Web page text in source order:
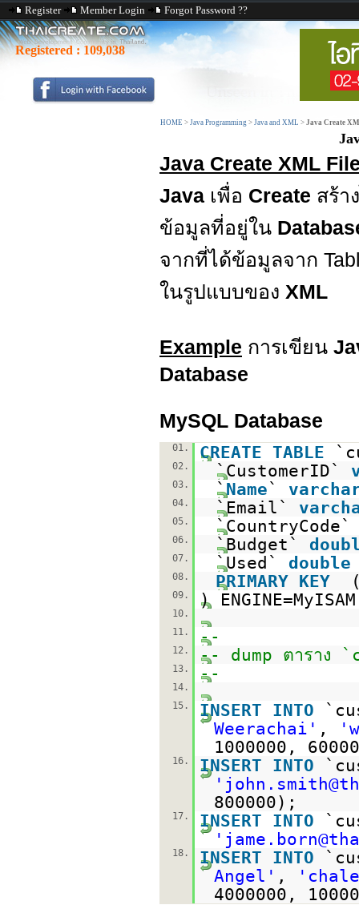
Register Member Login Forgot Password ??
Registered : 109,038
HOME > Java Programming > Java and XML > Java Create
Java Create XML
Java เพื่อ Create สร้า
ข้อมูลที่อยู่ใน
จากที่ได้ข้อมูลจาก
ในรูปแบบของ XML
Example การเขียน
Database
MySQL Database
01. CREATE TABLE
02. `CustomerID`
03. `Name`
04. `Email`
05.
06. `Budget`
07. `Used` double
08. PRIMARY KEY
09. )
10.
11.
--
12. -- dump ตาราง
13. --
14.
15.
INSERT INTO
Weerachai' ,
1000000,
16. INSERT INTO
800000);
17. INSERT INTO
18. INSERT INTO
Angel' ,
4000000,